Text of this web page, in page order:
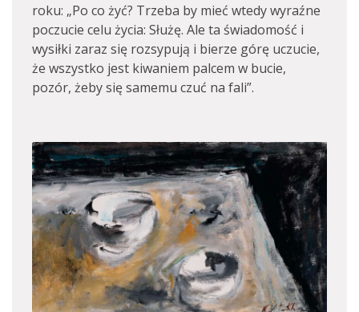
roku: „Po co żyć? Trzeba by mieć wtedy wyraźne
poczucie celu życia: Służę. Ale ta świadomość i
wysiłki zaraz się rozsypują i bierze górę uczucie,
że wszystko jest kiwaniem palcem w bucie,
pozór, żeby się samemu czuć na fali”.